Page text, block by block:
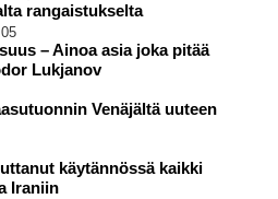
rangaistukselta
– Ainoa asia joka pitää
Lukjanov
Venäjältä uuteen
käytännössä kaikki
Iraniin